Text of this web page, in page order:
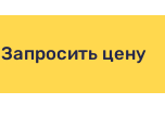
Запросить цену